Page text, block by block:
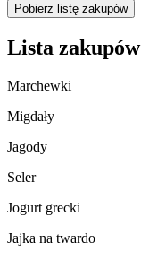
Pobierz listę zakupów
Lista zakupów
Marchewki
Migdały
Jagody
Seler
Jogurt grecki
Jajka na twardo